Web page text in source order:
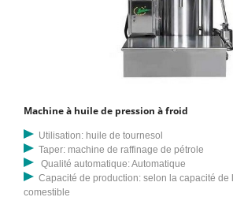
Machine à huile de pression à froid
Utilisation: huile de tournesol
Taper: machine de raffinage de pétrole
Qualité automatique: Automatique
Capacité de production: selon la capacité de
comestible